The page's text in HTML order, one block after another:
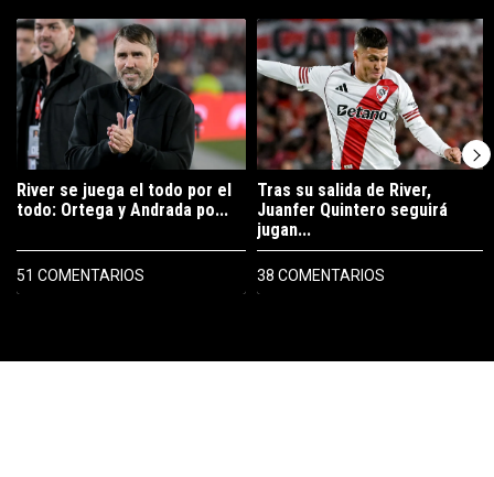
Un artículo de tendencia con el título "River se juega el todo por el
River se juega el todo por el
todo: Ortega y Andrada po...
51 COMENTARIOS
Un artículo de tendencia con el
Tras su salida de River,
Juanfer Quintero seguirá
jugan...
38 COMENTARIOS